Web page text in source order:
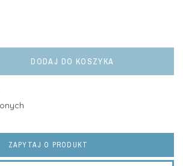
DODAJ DO KOSZYKA
ZAPYTAJ O PRODUKT